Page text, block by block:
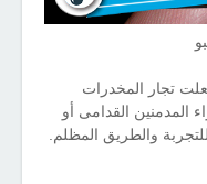
تجار المخدرات
المدمنين القدامى أو
والطريق المظلم.